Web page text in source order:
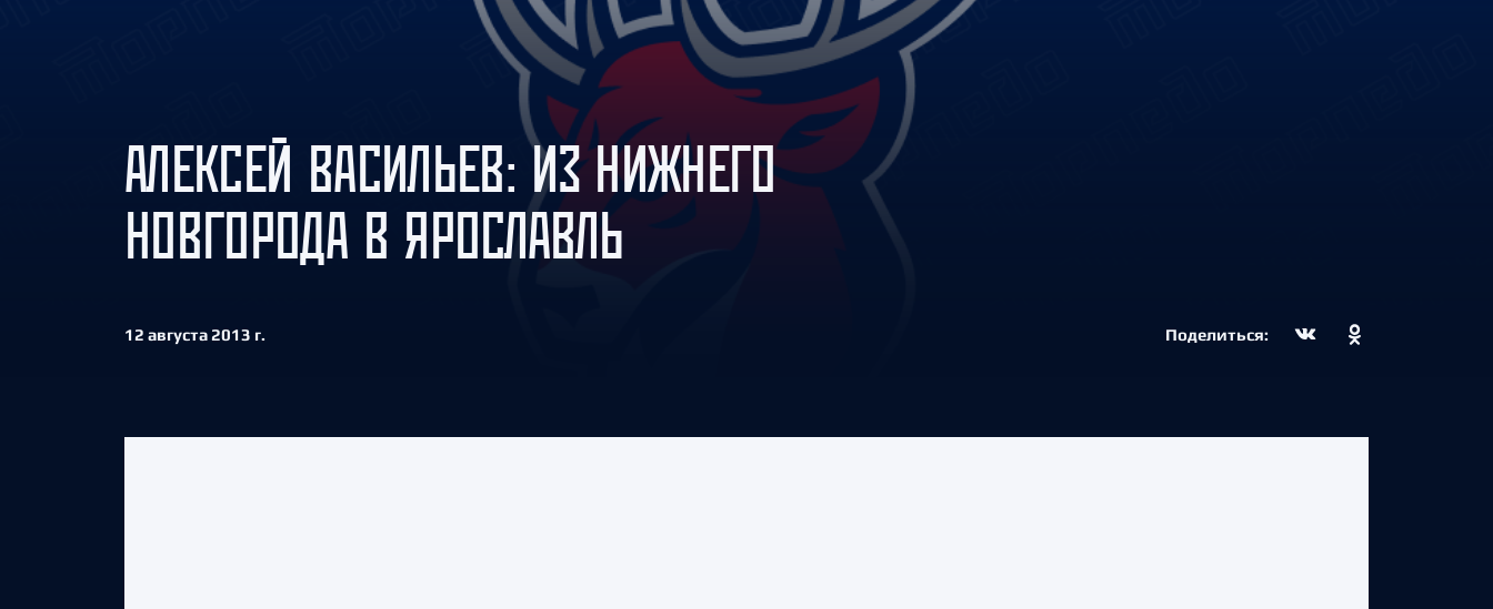
Амур
Барыс
Салават Юлаев
Сибирь
АЛЕКСЕЙ ВАСИЛЬЕВ: ИЗ НИЖНЕГО
НОВГОРОДА В ЯРОСЛАВЛЬ
12 августа 2013 г. Поделиться: